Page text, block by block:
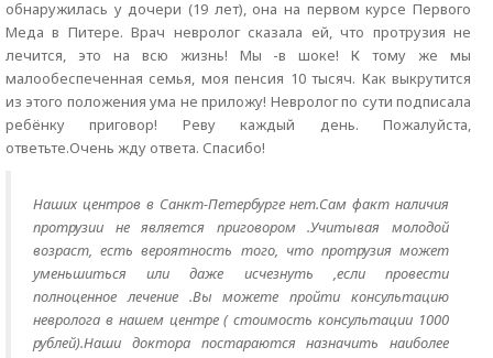
обнаружилась у дочери (19 лет), она на первом курсе Первого
Меда в Питере. Врач невролог сказала ей, что протрузия не
лечится, это на всю жизнь! Мы -в шоке! К тому же мы
малообеспеченная семья, моя пенсия 10 тысяч. Как выкрутится
из этого положения ума не приложу! Невролог по сути подписала
ребёнку приговор! Реву каждый день. Пожалуйста,
ответьте.Очень жду ответа. Спасибо!
Наших центров в Санкт-Петербурге нет.Сам факт наличия
протрузии не является приговором .Учитывая молодой
возраст, есть вероятность того, что протрузия может
уменьшиться или даже исчезнуть ,если провести
полноценное лечение .Вы можете пройти консультацию
невролога в нашем центре ( стоимость консультации 1000
рублей).Наши доктора постараются назначить наиболее